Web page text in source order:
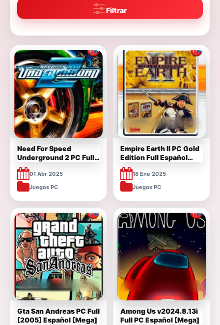
Filtrar
Need For Speed
Underground 2 PC Full
Español [Mega]
01 Abr 2025
Juegos PC
Empire Earth II PC Gold
Edition Full Español
[Mega]
18 Ene 2025
Juegos PC
Gta San Andreas PC Full
[2005] Español [Mega]
Among Us v2024.8.13i
Full PC Español [Mega]